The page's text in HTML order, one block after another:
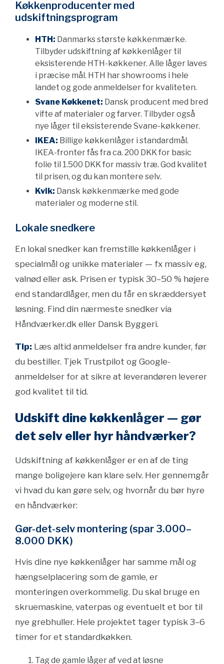
Køkkenproducenter med
udskiftningsprogram
HTH: Danmarks største køkkenmærke.
Tilbyder udskiftning af køkkenlåger til
eksisterende HTH-køkkener. Alle låger laves
i præcise mål. HTH har showrooms i hele
landet og gode anmeldelser for kvaliteten.
Svane Køkkenet: Dansk producent med bred
vifte af materialer og farver. Tilbyder også
nye låger til eksisterende Svane-køkkener.
IKEA: Billige køkkenlåger i standardmål.
IKEA-fronter fås fra ca. 200 DKK for basic
folie til 1.500 DKK for massiv træ. God kvalitet
til prisen, og du kan montere selv.
Kvik: Dansk køkkenmærke med gode
materialer og moderne stil.
Lokale snedkere
En lokal snedker kan fremstille køkkenlåger i
specialmål og unikke materialer — fx massiv eg,
valnød eller ask. Prisen er typisk 30–50 % højere
end standardlåger, men du får en skræddersyet
løsning. Find din nærmeste snedker via
Håndværker.dk eller Dansk Byggeri.
Tip: Læs altid anmeldelser fra andre kunder, før
du bestiller. Tjek Trustpilot og Google-
anmeldelser for at sikre at leverandøren leverer
god kvalitet til tid.
Udskift dine køkkenlåger — gør
det selv eller hyr håndværker?
Udskiftning af køkkenlåger er en af de ting
mange boligejere kan klare selv. Her gennemgår
vi hvad du kan gøre selv, og hvornår du bør hyre
en håndværker:
Gør-det-selv montering (spar 3.000–
8.000 DKK)
Hvis dine nye køkkenlåger har samme mål og
hængselplacering som de gamle, er
monteringen overkommelig. Du skal bruge en
skruemaskine, vaterpas og eventuelt et bor til
nye grebhuller. Hele projektet tager typisk 3–6
timer for et standardkøkken.
Tag de gamle låger af ved at løsne